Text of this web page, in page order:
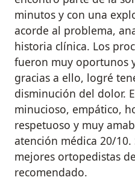
minutos y con una
acorde al problema,
historia clínica. Los
fueron muy oportunos
gracias a ello, logré
disminución del dolor.
minucioso, empático,
respetuoso y muy
atención médica 20/
mejores ortopedistas
recomendado.